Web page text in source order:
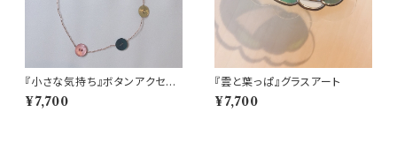
『小さな気持ち』ボタンアクセサ
リー
¥7,700
『雲と葉っぱ』グラスアート
¥7,700